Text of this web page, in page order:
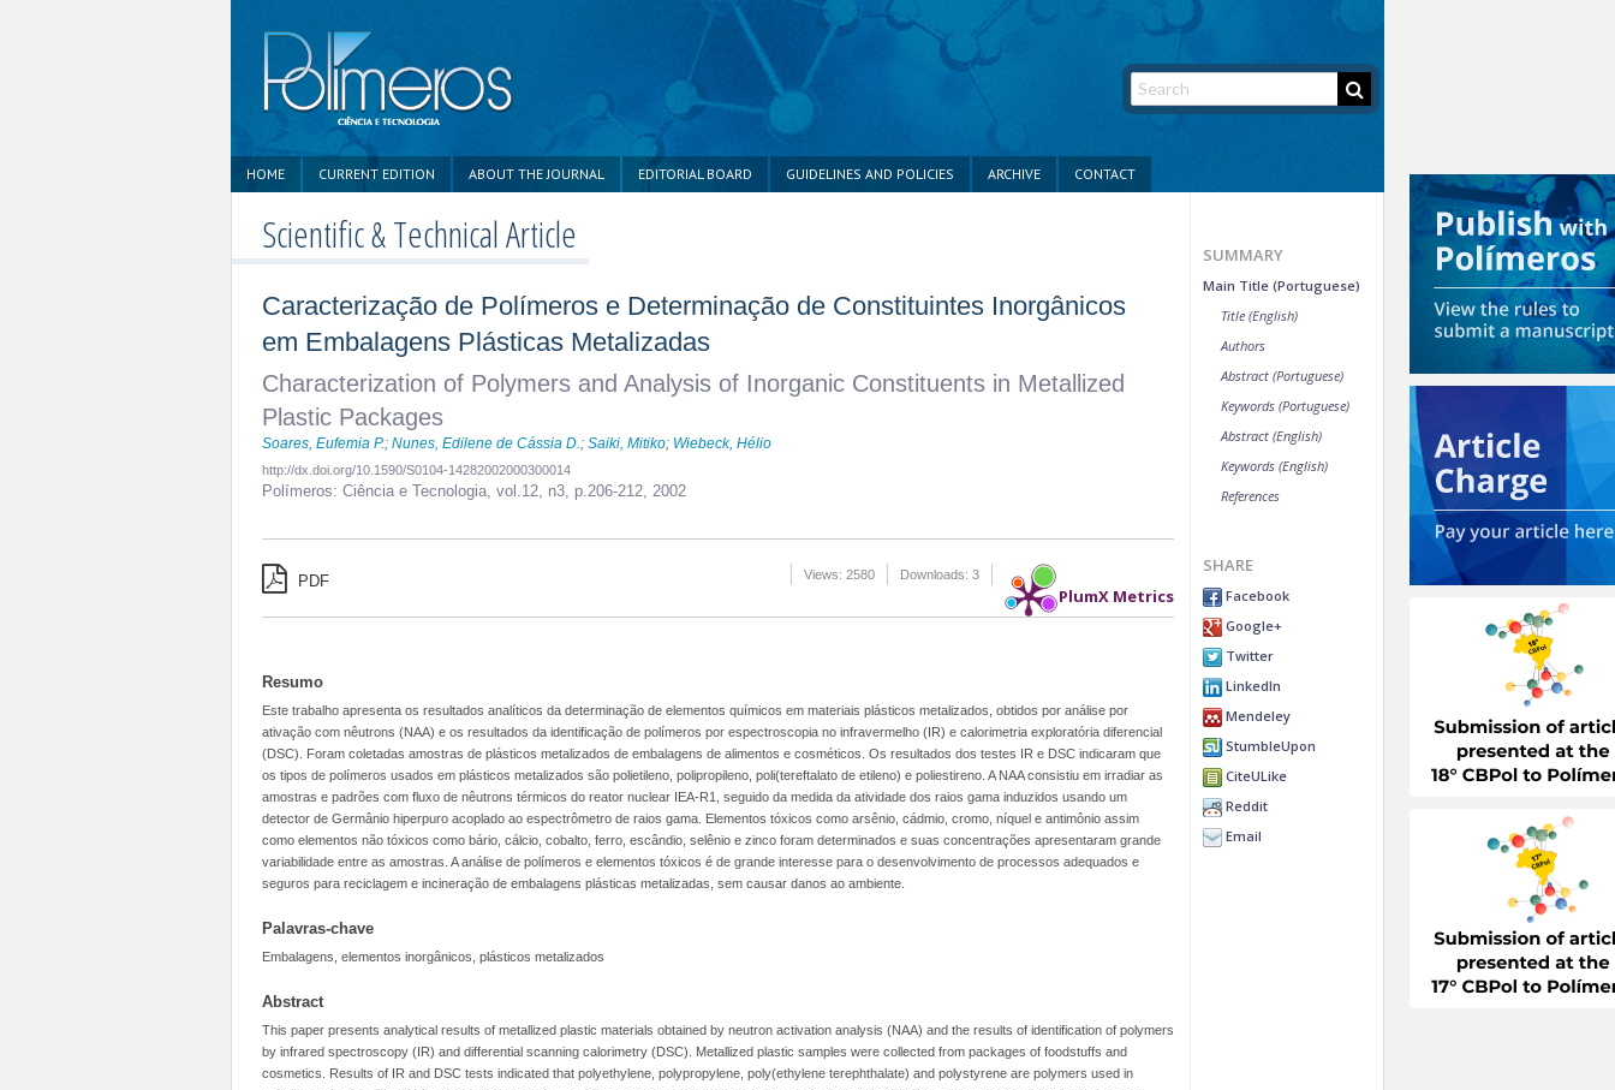
HOME CURRENT EDITION ABOUT THE JOURNAL EDITORIAL BOARD GUIDELINES AND POLICIES ARCHIVE CONTACT
Scientific & Technical Article
Caracterização de Polímeros e Determinação de Constituintes Inorgânicos
em Embalagens Plásticas Metalizadas
Characterization of Polymers and Analysis of Inorganic Constituents in Metallized
Plastic Packages
Soares, Eufemia P.; Nunes, Edilene de Cássia D.; Saiki, Mitiko; Wiebeck, Hélio
http://dx.doi.org/10.1590/S0104-14282002000300014
Polímeros: Ciência e Tecnologia, vol.12, n3, p.206-212, 2002
PDF
PlumX Metrics
Downloads: 3
Views: 2580
Resumo
Este trabalho apresenta os resultados analíticos da determinação de elementos químicos em materiais plásticos metalizados, obtidos por análise por
ativação com nêutrons (NAA) e os resultados da identificação de polímeros por espectroscopia no infravermelho (IR) e calorimetria exploratória diferencial
(DSC). Foram coletadas amostras de plásticos metalizados de embalagens de alimentos e cosméticos. Os resultados dos testes IR e DSC indicaram que
os tipos de polímeros usados em plásticos metalizados são polietileno, polipropileno, poli(tereftalato de etileno) e poliestireno. A NAA consistiu em irradiar as
amostras e padrões com fluxo de nêutrons térmicos do reator nuclear IEA-R1, seguido da medida da atividade dos raios gama induzidos usando um
detector de Germânio hiperpuro acoplado ao espectrômetro de raios gama. Elementos tóxicos como arsênio, cádmio, cromo, níquel e antimônio assim
como elementos não tóxicos como bário, cálcio, cobalto, ferro, escândio, selênio e zinco foram determinados e suas concentrações apresentaram grande
variabilidade entre as amostras. A análise de polímeros e elementos tóxicos é de grande interesse para o desenvolvimento de processos adequados e
seguros para reciclagem e incineração de embalagens plásticas metalizadas, sem causar danos ao ambiente.
Palavras-chave
Embalagens, elementos inorgânicos, plásticos metalizados
Abstract
This paper presents analytical results of metallized plastic materials obtained by neutron activation analysis (NAA) and the results of identification of polymers
by infrared spectroscopy (IR) and differential scanning calorimetry (DSC). Metallized plastic samples were collected from packages of foodstuffs and
cosmetics. Results of IR and DSC tests indicated that polyethylene, polypropylene, poly(ethylene terephthalate) and polystyrene are polymers used in
SUMMARY
Main Title (Portuguese)
Title (English)
Authors
Abstract (Portuguese)
Keywords (Portuguese)
Abstract (English)
Keywords (English)
References
SHARE
Facebook
Google+
Twitter
LinkedIn
Mendeley
StumbleUpon
CiteULike
Reddit
Email